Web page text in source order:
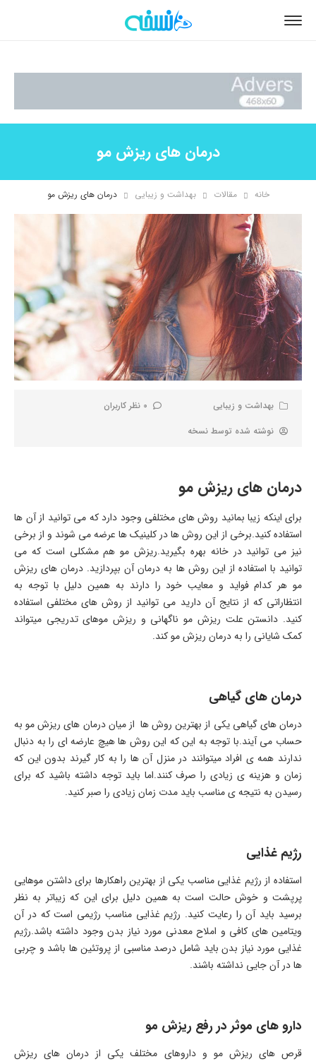
درمان های ریزش مو
خانه مقالات بهداشت و زیبایی درمان های ریزش مو
بهداشت و زیبایی
0 نظر کاربران
نوشته شده توسط نسخه
درمان های ریزش مو
برای اینکه زیبا بمانید روش های مختلفی وجود دارد که می توانید از آن ها
استفاده کنید.برخی از این روش ها در کلینیک ها عرضه می شوند و از برخی
نیز می توانید در خانه بهره بگیرید.ریزش مو هم مشکلی است که می
توانید با استفاده از این روش ها به درمان آن بپردازید. درمان های ریزش
مو هر کدام فواید و معایب خود را دارند به همین دلیل با توجه به
انتظاراتی که از نتایج آن دارید می توانید از روش های مختلفی استفاده
کنید. دانستن علت ریزش مو ناگهانی و ریزش موهای تدریجی میتواند
کمک شایانی را به درمان ریزش مو کند.
درمان های گیاهی
درمان های گیاهی یکی از بهترین روش ها از میان درمان های ریزش مو به
حساب می آیند.با توجه به این که این روش ها هیچ عارضه ای را به دنبال
ندارند همه ی افراد میتوانند در منزل آن ها را به کار گیرند بدون این که
زمان و هزینه ی زیادی را صرف کنند.اما باید توجه داشته باشید که برای
رسیدن به نتیجه ی مناسب باید مدت زمان زیادی را صبر کنید.
رژیم غذایی
استفاده از رژیم غذایی مناسب یکی از بهترین راهکارها برای داشتن موهایی
پرپشت و خوش حالت است به همین دلیل برای این که زیباتر به نظر
برسید باید آن را رعایت کنید. رژیم غذایی مناسب رژیمی است که در آن
ویتامین های کافی و املاح معدنی مورد نیاز بدن وجود داشته باشد.رژیم
غذایی مورد نیاز بدن باید شامل درصد مناسبی از پروتئین ها باشد و چربی
ها در آن جایی نداشته باشند.
دارو های موثر در رفع ریزش مو
قرص های ریزش مو و داروهای مختلف یکی از درمان های ریزش